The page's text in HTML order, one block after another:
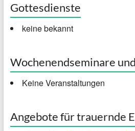
Gottesdienste
keine bekannt
Wochenendseminare
Keine Veranstaltungen
Angebote für trauernde